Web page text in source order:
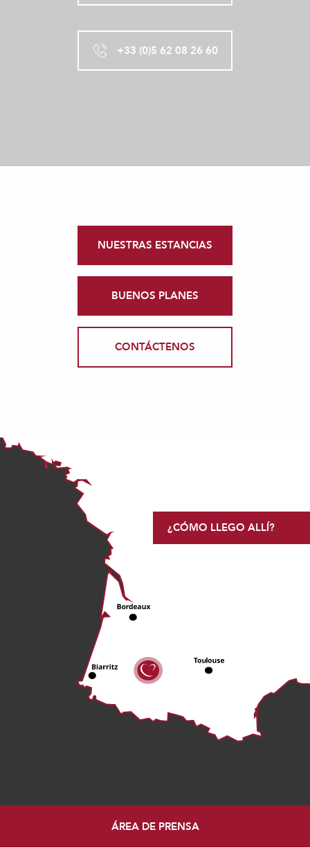
+33 (0)5 62 08 26 60
NUESTRAS ESTANCIAS
BUENOS PLANES
CONTÁCTENOS
¿CÓMO LLEGO ALLÍ?
ÁREA DE PRENSA